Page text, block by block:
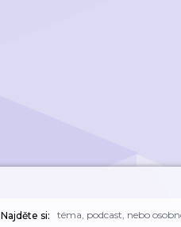
Najděte si: